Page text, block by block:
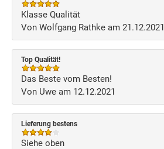
Klasse Qualität
Von Wolfgang Rathke am 21.12.2021
Top Qualität!
Das Beste vom Besten!
Von Uwe am 12.12.2021
Lieferung bestens
Siehe oben